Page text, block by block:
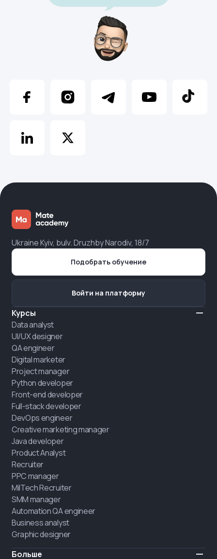
Ukraine Kyiv, bulv. Druzhby Narodiv, 18/7
Курсы
Data analyst
UI/UX designer
QA engineer
Digital marketer
Project manager
Python developer
Front-end developer
Full-stack developer
DevOps engineer
Creative marketing manager
Java developer
Product Analyst
Recruiter
PPC manager
MilTech Recruiter
SMM manager
Automation QA engineer
Business analyst
Graphic designer
Больше
Подобрать обучение
Войти на платформу